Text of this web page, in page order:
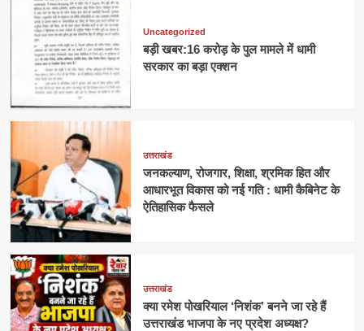
Uncategorized
बड़ी खबर:16 करोड़ के पुल मामले में धामी
सरकार का बड़ा एक्शन
उत्तराखंड
जनकल्याण, रोजगार, शिक्षा, श्रमिक हित और
आधारभूत विकास को नई गति : धामी कैबिनेट के
ऐतिहासिक फैसले
उत्तराखंड
क्या रमेश पोखरियाल ‘निशंक’ बनने जा रहे हैं
उत्तराखंड भाजपा के नए प्रदेश अध्यक्ष?